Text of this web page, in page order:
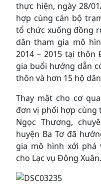
thực hiện, ngày 28/
hợp cùng cán bộ
tổ chức xuống đồng
dân tham gia mô
2014 – 2015 tại thôn
gia buổi hướng dẫn
thôn và hơn 15 hộ
Thay mặt cho cơ
đơn vị phối hợp cùng
Ngọc Thương,
huyện Ba Tơ đã
gia mô hình xới phá
cho Lạc vụ Đông Xuân.